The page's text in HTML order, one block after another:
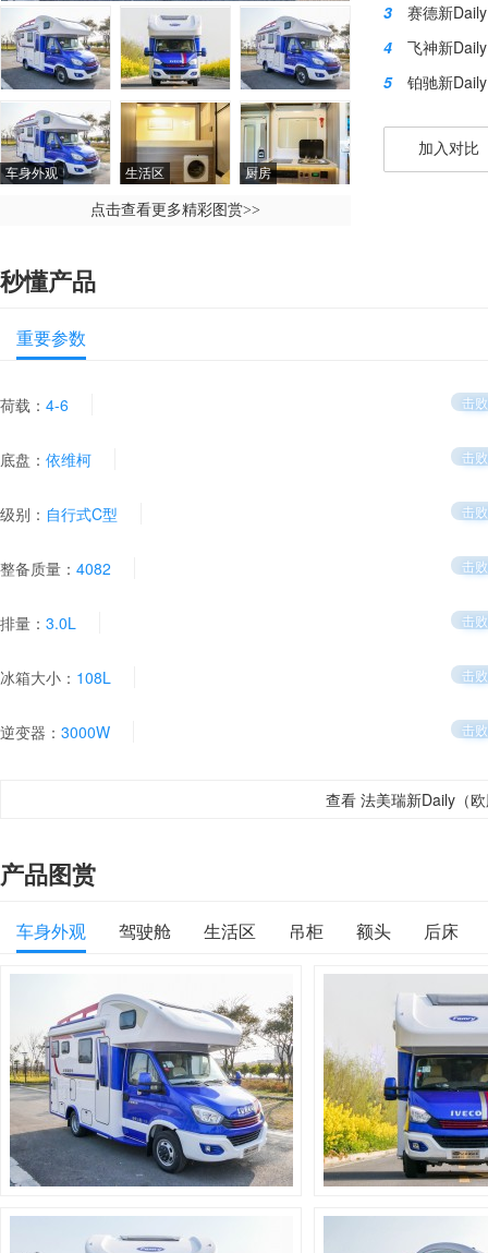
车身外观 生活区 厨房
点击查看更多精彩图赏>>
3
赛德新Daily（
4
飞神新Daily
5
铂驰新Daily(欧
加入对比
秒懂产品
重要参数
荷载： 4-6 击
底盘： 依维柯 击
级别： 自行式C型 击
整备质量： 4082 击
排量： 3.0L 击
冰箱大小： 108L 击
逆变器： 3000W 击
查看 法美瑞新Daily（
产品图赏
车身外观 驾驶舱 生活区 吊柜 额头
后床